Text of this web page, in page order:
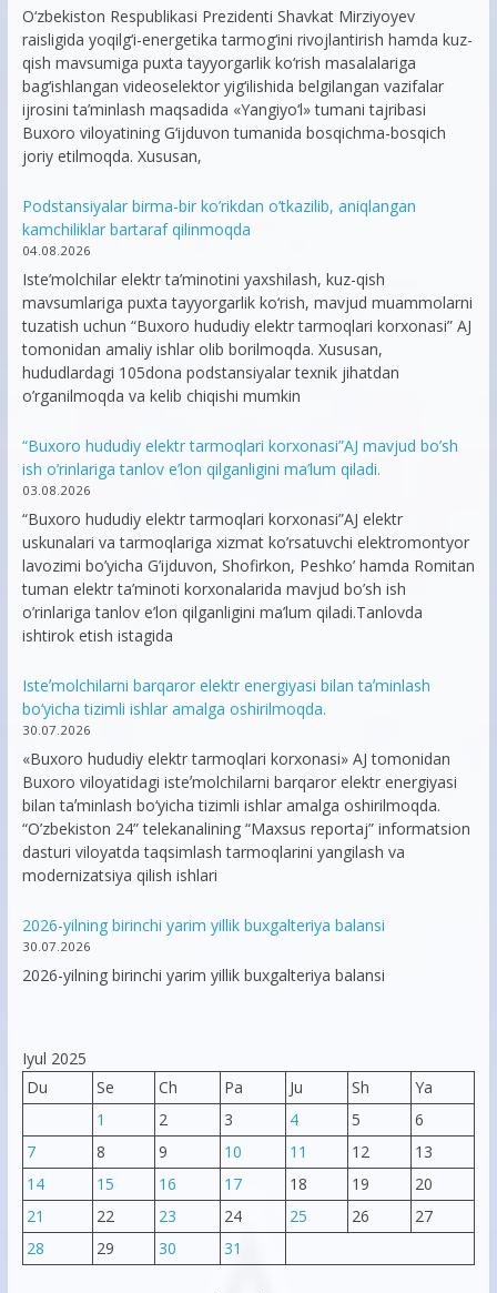
O‘zbekiston Respublikasi Prezidenti Shavkat Mirziyoyev
raisligida yoqilg‘i-energetika tarmog‘ini rivojlantirish hamda kuz-
qish mavsumiga puxta tayyorgarlik ko‘rish masalalariga
bag‘ishlangan videoselektor yig‘ilishida belgilangan vazifalar
ijrosini ta’minlash maqsadida «Yangiyo‘l» tumani tajribasi
Buxoro viloyatining G‘ijduvon tumanida bosqichma-bosqich
joriy etilmoqda. Xususan,
Podstansiyalar birma-bir ko’rikdan o’tkazilib, aniqlangan
kamchiliklar bartaraf qilinmoqda
04.08.2026
Iste’molchilar elektr ta’minotini yaxshilash, kuz-qish
mavsumlariga puxta tayyorgarlik ko‘rish, mavjud muammolarni
tuzatish uchun “Buxoro hududiy elektr tarmoqlari korxonasi” AJ
tomonidan amaliy ishlar olib borilmoqda. Xususan,
hududlardagi 105dona podstansiyalar texnik jihatdan
o’rganilmoqda va kelib chiqishi mumkin
“Buxoro hududiy elektr tarmoqlari korxonasi”AJ mavjud bo’sh
ish o’rinlariga tanlov e’lon qilganligini ma’lum qiladi.
03.08.2026
“Buxoro hududiy elektr tarmoqlari korxonasi”AJ elektr
uskunalari va tarmoqlariga xizmat ko’rsatuvchi elektromontyor
lavozimi bo’yicha G’ijduvon, Shofirkon, Peshko’ hamda Romitan
tuman elektr ta’minoti korxonalarida mavjud bo’sh ish
o’rinlariga tanlov e’lon qilganligini ma’lum qiladi.Tanlovda
ishtirok etish istagida
Isteʼmolchilarni barqaror elektr energiyasi bilan taʼminlash
bo‘yicha tizimli ishlar amalga oshirilmoqda.
30.07.2026
«Buxoro hududiy elektr tarmoqlari korxonasi» AJ tomonidan
Buxoro viloyatidagi isteʼmolchilarni barqaror elektr energiyasi
bilan taʼminlash bo‘yicha tizimli ishlar amalga oshirilmoqda.
“O’zbekiston 24” telekanalining “Maxsus reportaj” informatsion
dasturi viloyatda taqsimlash tarmoqlarini yangilash va
modernizatsiya qilish ishlari
2026-yilning birinchi yarim yillik buxgalteriya balansi
30.07.2026
2026-yilning birinchi yarim yillik buxgalteriya balansi
Iyul 2025
Du
Se Ch Pa Ju Sh
Ya
1
2 3 4 5
6
7
8 9 10 11 12
13
14
15 16 17 18 19
20
21
22 23 24 25 26
27
28
29 30 31